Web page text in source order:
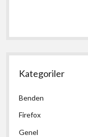
Kategoriler
Benden
Firefox
Genel